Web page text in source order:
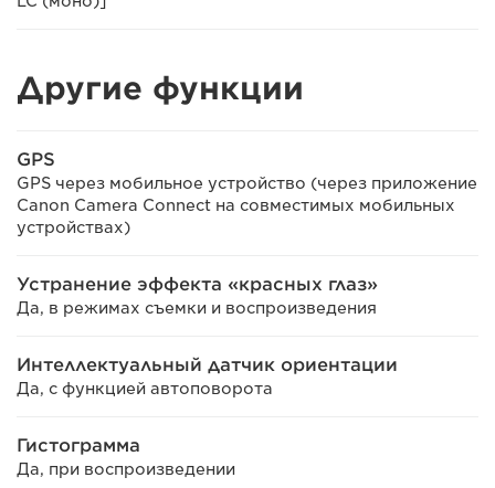
Другие функции
GPS
GPS через мобильное устройство (через приложение
Canon Camera Connect на совместимых мобильных
устройствах)
Устранение эффекта «красных глаз»
Да, в режимах съемки и воспроизведения
Интеллектуальный датчик ориентации
Да, с функцией автоповорота
Гистограмма
Да, при воспроизведении